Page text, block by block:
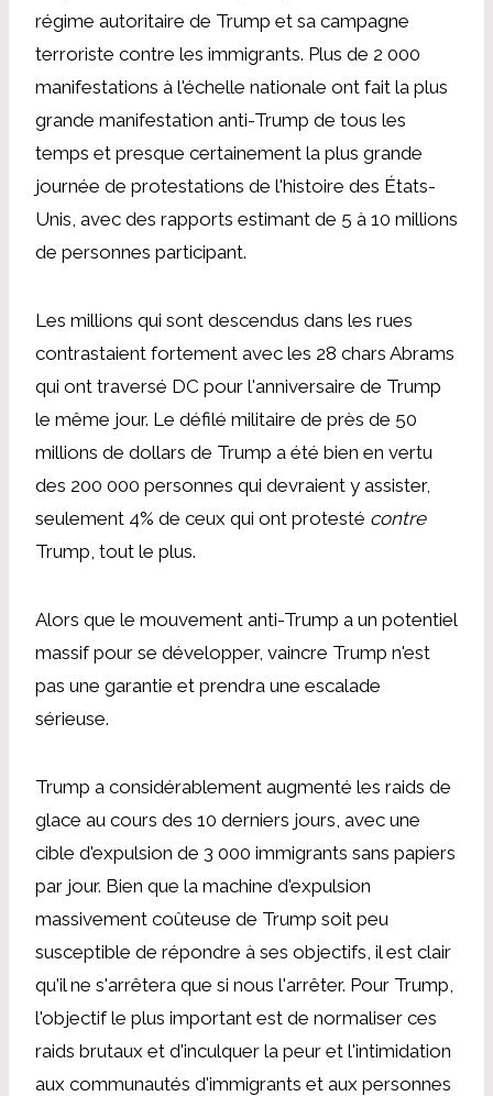
régime autoritaire de Trump et sa campagne
terroriste contre les immigrants. Plus de 2 000
manifestations à l'échelle nationale ont fait la plus
grande manifestation anti-Trump de tous les
temps et presque certainement la plus grande
journée de protestations de l'histoire des États-
Unis, avec des rapports estimant de 5 à 10 millions
de personnes participant.
Les millions qui sont descendus dans les rues
contrastaient fortement avec les 28 chars Abrams
qui ont traversé DC pour l'anniversaire de Trump
le même jour. Le défilé militaire de près de 50
millions de dollars de Trump a été bien en vertu
des 200 000 personnes qui devraient y assister,
seulement 4% de ceux qui ont protesté contre
Trump, tout le plus.
Alors que le mouvement anti-Trump a un potentiel
massif pour se développer, vaincre Trump n'est
pas une garantie et prendra une escalade
sérieuse.
Trump a considérablement augmenté les raids de
glace au cours des 10 derniers jours, avec une
cible d'expulsion de 3 000 immigrants sans papiers
par jour. Bien que la machine d'expulsion
massivement coûteuse de Trump soit peu
susceptible de répondre à ses objectifs, il est clair
qu'il ne s'arrêtera que si nous l'arrêter. Pour Trump,
l'objectif le plus important est de normaliser ces
raids brutaux et d'inculquer la peur et l'intimidation
aux communautés d'immigrants et aux personnes